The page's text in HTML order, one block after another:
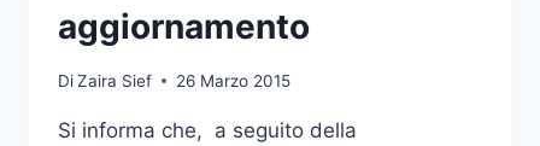
aggiornamento
DiZaira Sief 26 Marzo 2015
Si informa che, a seguito della